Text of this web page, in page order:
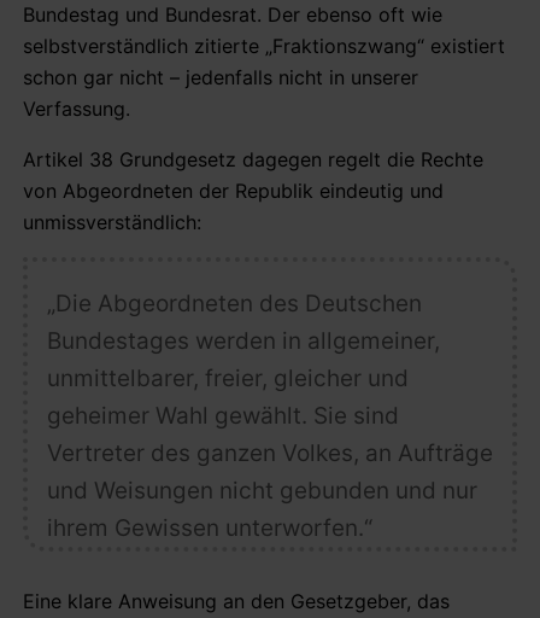
Bundestag und Bundesrat. Der ebenso oft wie
selbstverständlich zitierte „Fraktionszwang“ existiert
schon gar nicht – jedenfalls nicht in unserer
Verfassung.
Artikel 38 Grundgesetz dagegen regelt die Rechte
von Abgeordneten der Republik eindeutig und
unmissverständlich:
„Die Abgeordneten des Deutschen
Bundestages werden in allgemeiner,
unmittelbarer, freier, gleicher und
geheimer Wahl gewählt. Sie sind
Vertreter des ganzen Volkes, an Aufträge
und Weisungen nicht gebunden und nur
ihrem Gewissen unterworfen.“
Eine klare Anweisung an den Gesetzgeber, das